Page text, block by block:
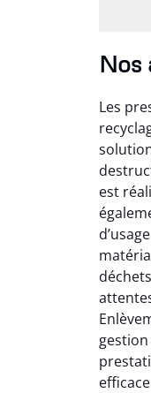
Nos
Les
est